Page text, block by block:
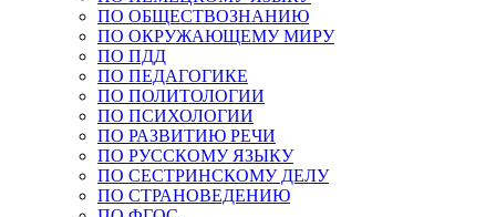
ПО ОБЩЕСТВОЗНАНИЮ
ПО ОКРУЖАЮЩЕМУ МИРУ
ПО ПДД
ПО ПЕДАГОГИКЕ
ПО ПОЛИТОЛОГИИ
ПО ПСИХОЛОГИИ
ПО РАЗВИТИЮ РЕЧИ
ПО РУССКОМУ ЯЗЫКУ
ПО СЕСТРИНСКОМУ ДЕЛУ
ПО СТРАНОВЕДЕНИЮ